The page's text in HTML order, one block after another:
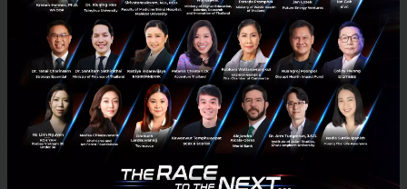
Conversational Commerce หรือการแชทคุยกับร้านค้าเพื่อซื้อสินค้า
นั่นเอง และหนึ่งในช่องทางสำคัญในการซื้อขายรูปแบบนี้ก็คือ Facebook
Messenger ที่ได้มาเผยผลสำรวจการซื้อขาย Facebook Mess...
พฤศจิกายน 19, 2019| ByTechsauce Team
Tech & Biz facebook social-commerce facebook messenger
conversational commerce